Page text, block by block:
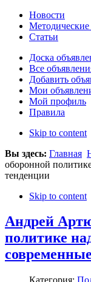
Новости
Статьи
Доска
Все
Добавить
Мои
Мой профиль
Правила
Skip to content
Вы здесь: Главная
оборонной
тенденции
Skip to content
Андрей
политике